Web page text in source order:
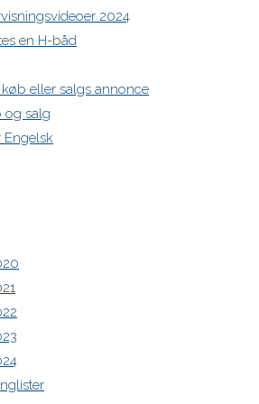
2024
en H-båd
eller salgs annonce
og salg
Engelsk
Powered byAnima